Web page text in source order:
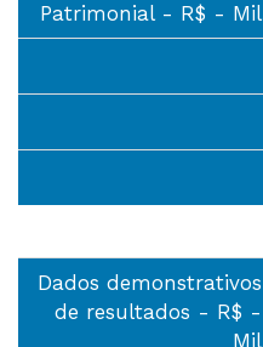
Patrimonial - R$ - Mil
Dados demonstrativos
de resultados - R$ -
Mil